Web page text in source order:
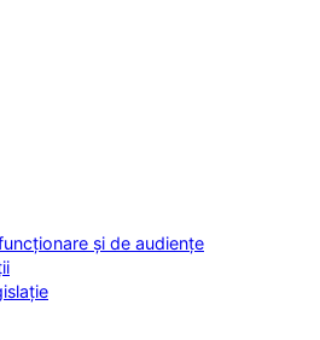
și de audiențe